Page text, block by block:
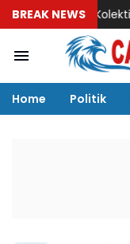
BREAK NEWS
Kolektif
Home Politik